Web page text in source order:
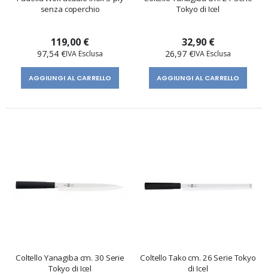
senza coperchio
119,00 €
97,54 €
AGGIUNGI AL CARRELLO
Tokyo di Icel
32,90 €
26,97 €
AGGIUNGI AL CARRELLO
Coltello Yanagiba cm. 30 Serie
Tokyo di Icel
Coltello Tako cm. 26 Serie Tokyo
di Icel